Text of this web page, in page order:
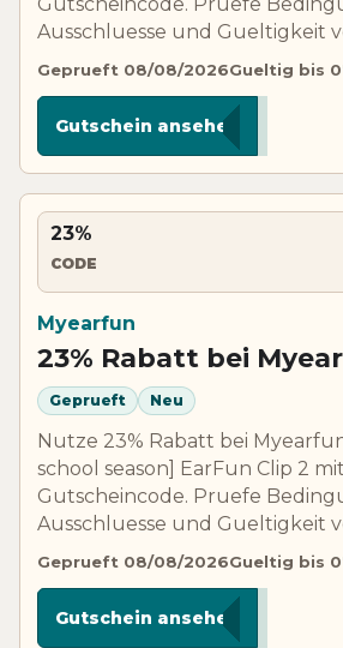
Ausschluesse und Gueltigkeit
Geprueft 08/08/2026Gueltig bis
Gutschein ansehen
23%
CODE
Myearfun
23% Rabatt bei
Geprueft Neu
Nutze 23% Rabatt bei
school season] EarFun Clip 2
Gutscheincode. Pruefe
Ausschluesse und Gueltigkeit
Geprueft 08/08/2026Gueltig bis
Gutschein ansehen